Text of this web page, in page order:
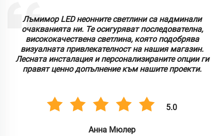
Лъмимор LED неонните светлини са надминали
очакванията ни. Те осигуряват последователна,
висококачествена светлина, която подобрява
визуалната привлекателност на нашия магазин.
Лесната инсталация и персонализираните опции ги
правят ценно допълнение към нашите проекти.
5.0
Анна Мюлер